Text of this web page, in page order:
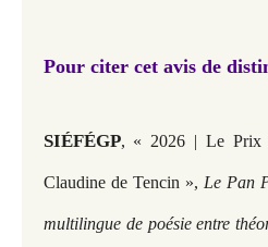
Pour citer cet avis de
SIÉFÉGP, « 2026 | Le Prix
Claudine de Tencin », Le Pan
multilingue de poésie entre